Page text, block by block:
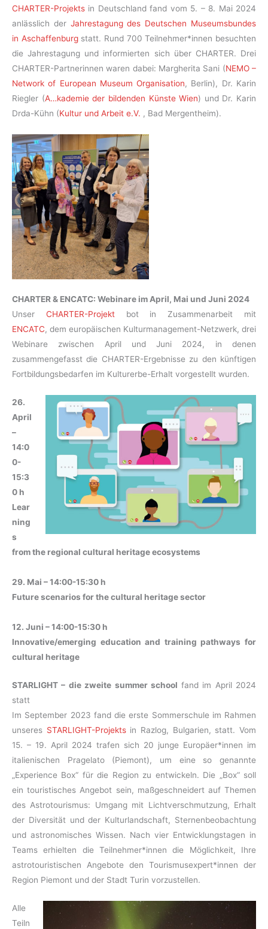
CHARTER-Projekts in Deutschland fand vom 5. – 8. Mai 2024
anlässlich der Jahrestagung des Deutschen Museumsbundes
in Aschaffenburgstatt. Rund 700 Teilnehmer*innen besuchten
die Jahrestagung und informierten sich über CHARTER. Drei
CHARTER-Partnerinnen waren dabei: Margherita Sani (NEMO –
Network of European Museum Organisation, Berlin), Dr. Karin
Riegler (A…kademie der bildenden Künste Wien) und Dr. Karin
Drda-Kühn (Kultur und Arbeit e.V. , Bad Mergentheim).
CHARTER & ENCATC: Webinare im April, Mai und Juni 2024
Unser CHARTER-Projekt bot in Zusammenarbeit mit
ENCATC, dem europäischen Kulturmanagement-Netzwerk, drei
Webinare zwischen April und Juni 2024, in denen
zusammengefasst die CHARTER-Ergebnisse zu den künftigen
Fortbildungsbedarfen im Kulturerbe-Erhalt vorgestellt wurden.
26.
April
–
14:0
0-
15:3
0 h
Lear
ning
s
from the regional cultural heritage ecosystems
29. Mai – 14:00-15:30 h
Future scenarios for the cultural heritage sector
12. Juni – 14:00-15:30 h
Innovative/emerging education and training pathways for
cultural heritage
STARLIGHT – die zweite summer school fand im April 2024
statt
Im September 2023 fand die erste Sommerschule im Rahmen
unseres STARLIGHT-Projektsin Razlog, Bulgarien, statt. Vom
15. – 19. April 2024 trafen sich 20 junge Europäer*innen im
italienischen Pragelato (Piemont), um eine so genannte
„Experience Box“ für die Region zu entwickeln. Die „Box“ soll
ein touristisches Angebot sein, maßgeschneidert auf Themen
des Astrotourismus: Umgang mit Lichtverschmutzung, Erhalt
der Diversität und der Kulturlandschaft, Sternenbeobachtung
und astronomisches Wissen. Nach vier Entwicklungstagen in
Teams erhielten die Teilnehmer*innen die Möglichkeit, Ihre
astrotouristischen Angebote den Tourismusexpert*innen der
Region Piemont und der Stadt Turin vorzustellen.
Alle
Teiln